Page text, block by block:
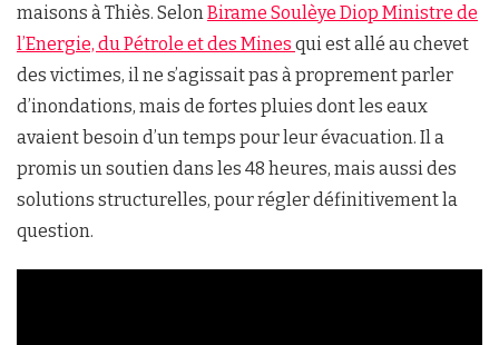
maisons à Thiès. Selon Birame Soulèye Diop Ministre de
l’Energie, du Pétrole et des Mines qui est allé au chevet
des victimes, il ne s’agissait pas à proprement parler
d’inondations, mais de fortes pluies dont les eaux
avaient besoin d’un temps pour leur évacuation. Il a
promis un soutien dans les 48 heures, mais aussi des
solutions structurelles, pour régler définitivement la
question.